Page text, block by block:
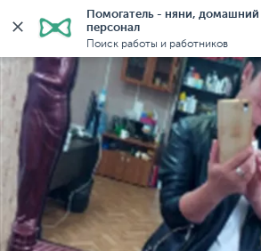
Помогатель - няни, домашний
персонал
Поиск работы и работников
Главная Домработницы